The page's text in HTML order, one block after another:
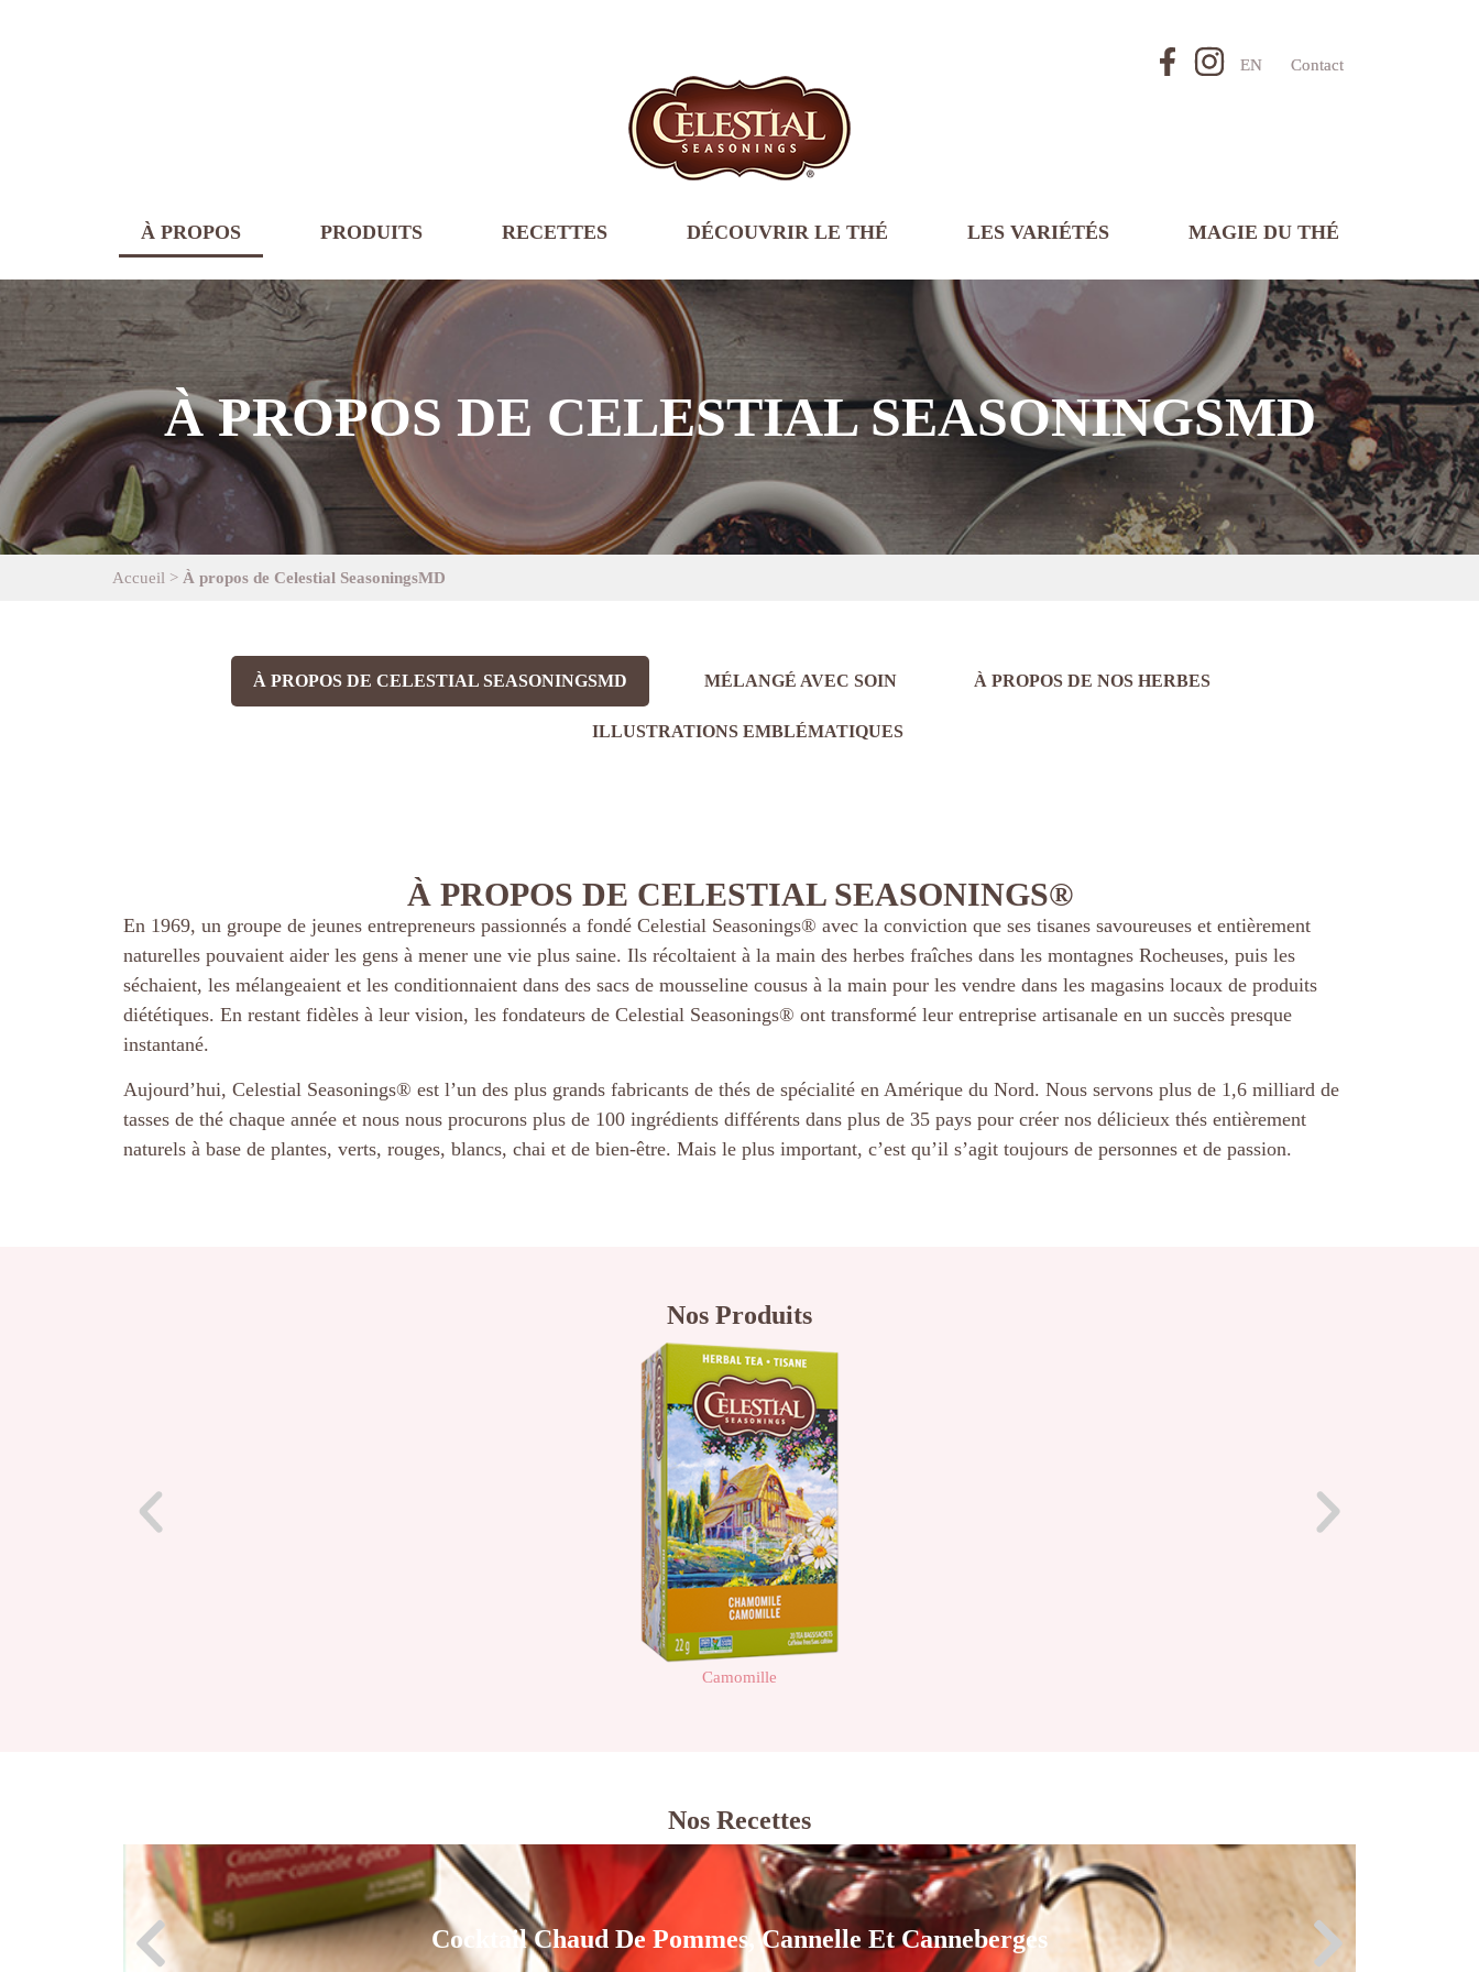
Contact
EN
À PROPOS PRODUITS RECETTES DÉCOUVRIR LE THÉ LES VARIÉTÉS MAGIE DU THÉ
À PROPOS DE CELESTIAL SEASONINGSMD
Accueil > À propos de Celestial SeasoningsMD
À PROPOS DE CELESTIAL SEASONINGSMD MÉLANGÉ AVEC SOIN À PROPOS DE NOS HERBES
ILLUSTRATIONS EMBLÉMATIQUES
À PROPOS DE CELESTIAL SEASONINGS®
En 1969, un groupe de jeunes entrepreneurs passionnés a fondé Celestial Seasonings® avec la conviction que ses tisanes savoureuses et entièrement
naturelles pouvaient aider les gens à mener une vie plus saine. Ils récoltaient à la main des herbes fraîches dans les montagnes Rocheuses, puis les
séchaient, les mélangeaient et les conditionnaient dans des sacs de mousseline cousus à la main pour les vendre dans les magasins locaux de produits
diététiques. En restant fidèles à leur vision, les fondateurs de Celestial Seasonings® ont transformé leur entreprise artisanale en un succès presque
instantané.
Aujourd’hui, Celestial Seasonings® est l’un des plus grands fabricants de thés de spécialité en Amérique du Nord. Nous servons plus de 1,6 milliard de
tasses de thé chaque année et nous nous procurons plus de 100 ingrédients différents dans plus de 35 pays pour créer nos délicieux thés entièrement
naturels à base de plantes, verts, rouges, blancs, chai et de bien-être. Mais le plus important, c’est qu’il s’agit toujours de personnes et de passion.
Nos Produits
Camomille
Nos Recettes
Cocktail Chaud De Pommes, Cannelle Et Canneberges
Cocktail Chaud De Pommes, Cannelle Et Canneberges
Voir la recette